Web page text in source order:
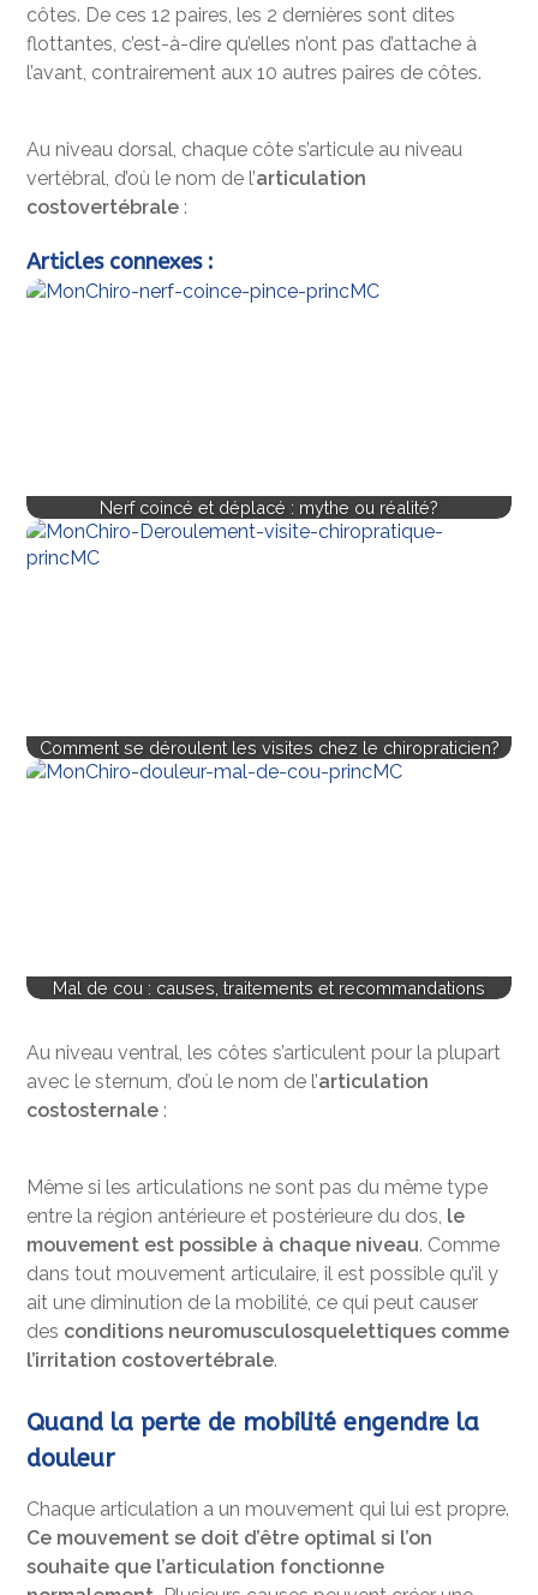
côtes. De ces 12 paires, les 2 dernières sont dites
flottantes, c’est-à-dire qu’elles n’ont pas d’attache à
l’avant, contrairement aux 10 autres paires de côtes.
Au niveau dorsal, chaque côte s’articule au niveau
vertébral, d’où le nom de l’articulation
costovertébrale :
Articles connexes :
Nerf coincé et déplacé : mythe ou réalité?
Comment se déroulent les visites chez le chiropraticien?
Mal de cou : causes, traitements et recommandations
Au niveau ventral, les côtes s’articulent pour la plupart
avec le sternum, d’où le nom de l’articulation
costosternale :
Même si les articulations ne sont pas du même type
entre la région antérieure et postérieure du dos, le
mouvement est possible à chaque niveau. Comme
dans tout mouvement articulaire, il est possible qu’il y
ait une diminution de la mobilité, ce qui peut causer
des conditions neuromusculosquelettiques comme
l’irritation costovertébrale.
Quand la perte de mobilité engendre la
douleur
Chaque articulation a un mouvement qui lui est propre.
Ce mouvement se doit d’être optimal si l’on
souhaite que l’articulation fonctionne